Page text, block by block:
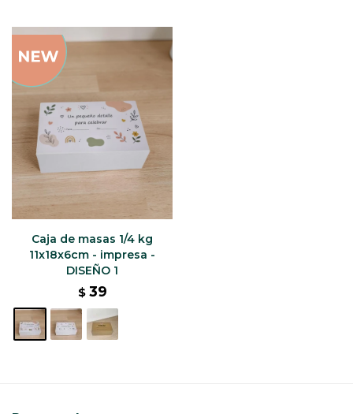
Caja de masas 1/4 kg
11x18x6cm - impresa -
DISEÑO 1
$ 39